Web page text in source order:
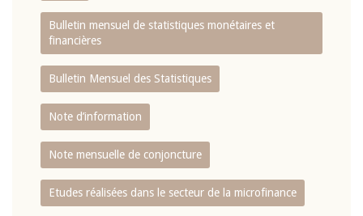
Bulletin mensuel de statistiques monétaires et
financières
Bulletin Mensuel des Statistiques
Note d’information
Note mensuelle de conjoncture
Etudes réalisées dans le secteur de la microfinance